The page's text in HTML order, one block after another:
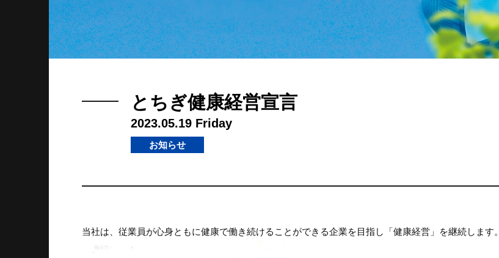
とちぎ健康経営宣言
2023.05.19 Friday
お知らせ
当社は、従業員が心身ともに健康で働き続けることができる企業を目指し「健康経営」を継続します。